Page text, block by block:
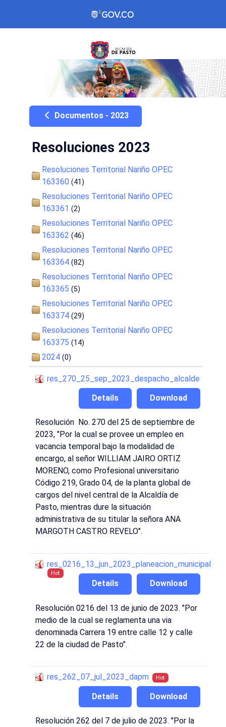
Documentos - 2023
Resoluciones 2023
Resoluciones Territorial Nariño OPEC
163360 (41)
Resoluciones Territorial Nariño OPEC
163361 (2)
Resoluciones Territorial Nariño OPEC
163362 (46)
Resoluciones Territorial Nariño OPEC
163364 (82)
Resoluciones Territorial Nariño OPEC
163365 (5)
Resoluciones Territorial Nariño OPEC
163374 (29)
Resoluciones Territorial Nariño OPEC
163375 (14)
2024 (0)
res_270_25_sep_2023_despacho_alcalde
Download
Details
Resolución No. 270 del 25 de septiembre de
2023, "Por la cual se provee un empleo en
vacancia temporal bajo la modalidad de
encargo, al señor WILLIAM JAIRO ORTIZ
MORENO, como Profesional universitario
Código 219, Grado 04, de la planta global de
cargos del nivel central de la Alcaldía de
Pasto, mientras dure la situación
administrativa de su titular la señora ANA
MARGOTH CASTRO REVELO".
res_0216_13_jun_2023_planeacion_municipal
Hot
Download
Details
Resolución 0216 del 13 de junio de 2023. "Por
medio de la cual se reglamenta una via
denominada Carrera 19 entre calle 12 y calle
22 de la ciudad de Pasto".
res_262_07_jul_2023_dapm Hot
Download
Details
Resolución 262 del 7 de julio de 2023. "Por la